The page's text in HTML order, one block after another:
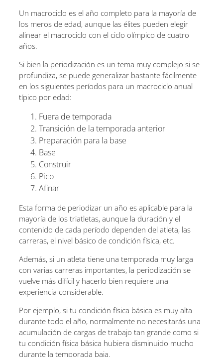
Un macrociclo es el año completo para la mayoría de
los meros de edad, aunque las élites pueden elegir
alinear el macrociclo con el ciclo olímpico de cuatro
años.
Si bien la periodización es un tema muy complejo si se
profundiza, se puede generalizar bastante fácilmente
en los siguientes períodos para un macrociclo anual
típico por edad:
Fuera de temporada
Transición de la temporada anterior
Preparación para la base
Base
Construir
Pico
Afinar
Esta forma de periodizar un año es aplicable para la
mayoría de los triatletas, aunque la duración y el
contenido de cada período dependen del atleta, las
carreras, el nivel básico de condición física, etc.
Además, si un atleta tiene una temporada muy larga
con varias carreras importantes, la periodización se
vuelve más difícil y hacerlo bien requiere una
experiencia considerable.
Por ejemplo, si tu condición física básica es muy alta
durante todo el año, normalmente no necesitarás una
acumulación de cargas de trabajo tan grande como si
tu condición física básica hubiera disminuido mucho
durante la temporada baja.